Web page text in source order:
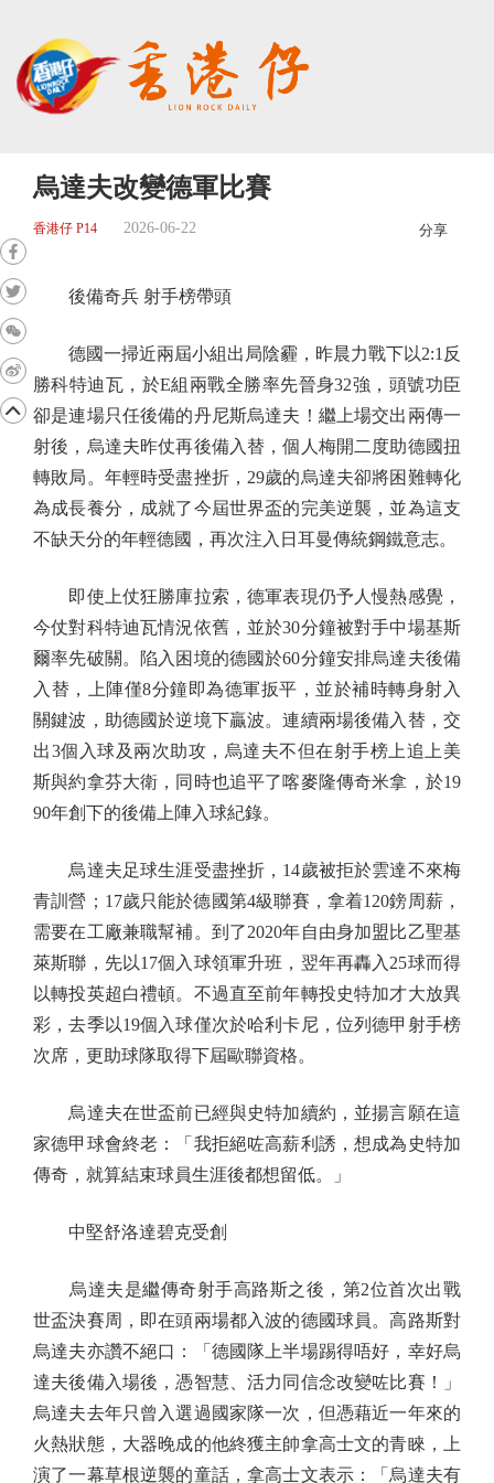
烏達夫改變德軍比賽
香港仔 P14 2026-06-22 分享
後備奇兵 射手榜帶頭
德國一掃近兩屆小組出局陰霾，昨晨力戰下以2:1反
勝科特迪瓦，於E組兩戰全勝率先晉身32強，頭號功臣
卻是連場只任後備的丹尼斯烏達夫！繼上場交出兩傳一
射後，烏達夫昨仗再後備入替，個人梅開二度助德國扭
轉敗局。年輕時受盡挫折，29歲的烏達夫卻將困難轉化
為成長養分，成就了今屆世界盃的完美逆襲，並為這支
不缺天分的年輕德國，再次注入日耳曼傳統鋼鐵意志。
即使上仗狂勝庫拉索，德軍表現仍予人慢熱感覺，
今仗對科特迪瓦情況依舊，並於30分鐘被對手中場基斯
爾率先破關。陷入困境的德國於60分鐘安排烏達夫後備
入替，上陣僅8分鐘即為德軍扳平，並於補時轉身射入
關鍵波，助德國於逆境下贏波。連續兩場後備入替，交
出3個入球及兩次助攻，烏達夫不但在射手榜上追上美
斯與約拿芬大衛，同時也追平了喀麥隆傳奇米拿，於19
90年創下的後備上陣入球紀錄。
烏達夫足球生涯受盡挫折，14歲被拒於雲達不來梅
青訓營；17歲只能於德國第4級聯賽，拿着120鎊周薪，
需要在工廠兼職幫補。到了2020年自由身加盟比乙聖基
萊斯聯，先以17個入球領軍升班，翌年再轟入25球而得
以轉投英超白禮頓。不過直至前年轉投史特加才大放異
彩，去季以19個入球僅次於哈利卡尼，位列德甲射手榜
次席，更助球隊取得下屆歐聯資格。
烏達夫在世盃前已經與史特加續約，並揚言願在這
家德甲球會終老：「我拒絕咗高薪利誘，想成為史特加
傳奇，就算結束球員生涯後都想留低。」
中堅舒洛達碧克受創
烏達夫是繼傳奇射手高路斯之後，第2位首次出戰
世盃決賽周，即在頭兩場都入波的德國球員。高路斯對
烏達夫亦讚不絕口：「德國隊上半場踢得唔好，幸好烏
達夫後備入場後，憑智慧、活力同信念改變咗比賽！」
烏達夫去年只曾入選過國家隊一次，但憑藉近一年來的
火熱狀態，大器晚成的他終獲主帥拿高士文的青睞，上
演了一幕草根逆襲的童話，拿高士文表示：「烏達夫有